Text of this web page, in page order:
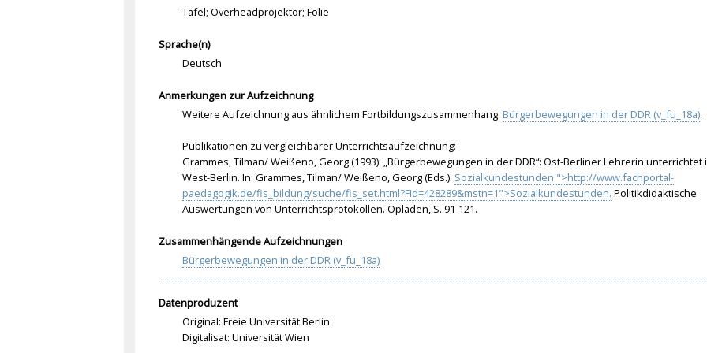
Tafel; Overheadprojektor; Folie
Sprache(n)
Deutsch
Anmerkungen zur Aufzeichnung
Weitere Aufzeichnung aus ähnlichem Fortbildungszusammenhang: Bürgerbewegungen in der DDR (v_fu_18a).
Publikationen zu vergleichbarer Unterrichtsaufzeichnung:
Grammes, Tilman/ Weißeno, Georg (1993): „Bürgerbewegungen in der DDR“: Ost-Berliner Lehrerin unterrichtet
West-Berlin. In: Grammes, Tilman/ Weißeno, Georg (Eds.): Sozialkundestunden.">http://www.fachportal-
paedagogik.de/fis_bildung/suche/fis_set.html?FId=428289&mstn=1">Sozialkundestunden. Politikdidaktische
Auswertungen von Unterrichtsprotokollen. Opladen, S. 91-121.
Zusammenhängende Aufzeichnungen
Bürgerbewegungen in der DDR (v_fu_18a)
Datenproduzent
Original: Freie Universität Berlin
Digitalisat: Universität Wien